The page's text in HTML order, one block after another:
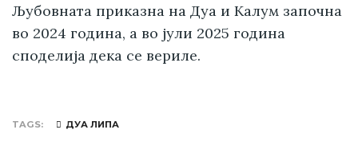
Љубовната приказна на Дуа и Калум започна
во 2024 година, а во јули 2025 година
споделија дека се вериле.
TAGS ДУА ЛИПА